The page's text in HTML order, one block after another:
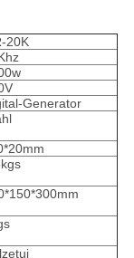
20K
Generator